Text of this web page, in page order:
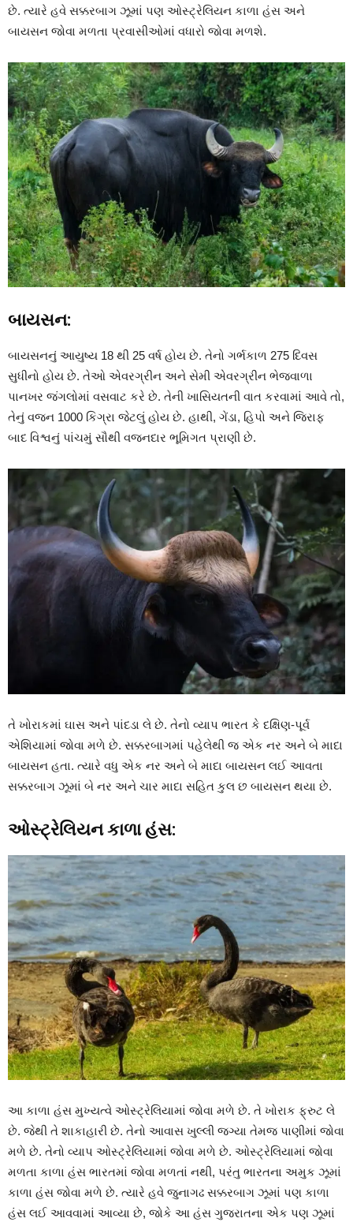
છે. ત્યારે હવે સક્કરબાગ ઝૂમાં પણ ઓસ્ટ્રેલિયન કાળા હંસ અને
બાયસન જોવા મળતા પ્રવાસીઓમાં વધારો જોવા મળશે.
બાયસન:
બાયસનનું આયુષ્ય 18 થી 25 વર્ષ હોય છે. તેનો ગર્ભકાળ 275 દિવસ
સુધીનો હોય છે. તેઓ એવરગ્રીન અને સેમી એવરગ્રીન ભેજવાળા
પાનખર જંગલોમાં વસવાટ કરે છે. તેની ખાસિયતની વાત કરવામાં આવે તો,
તેનું વજન 1000 કિગ્રા જેટલું હોય છે. હાથી, ગેંડા, હિપો અને જિરાફ
બાદ વિશ્વનું પાંચમું સૌથી વજનદાર ભૂમિગત પ્રાણી છે.
તે ખોરાકમાં ઘાસ અને પાંદડા લે છે. તેનો વ્યાપ ભારત કે દક્ષિણ-પૂર્વ
એશિયામાં જોવા મળે છે. સક્કરબાગમાં પહેલેથી જ એક નર અને બે માદા
બાયસન હતા. ત્યારે વધુ એક નર અને બે માદા બાયસન લઈ આવતા
સક્કરબાગ ઝૂમાં બે નર અને ચાર માદા સહિત કુલ છ બાયસન થયા છે.
ઓસ્ટ્રેલિયન કાળા હંસ:
આ કાળા હંસ મુખ્યત્વે ઓસ્ટ્રેલિયામાં જોવા મળે છે. તે ખોરાક ફ્રુટ લે
છે. જેથી તે શાકાહારી છે. તેનો આવાસ ખુલ્લી જગ્યા તેમજ પાણીમાં જોવા
મળે છે. તેનો વ્યાપ ઓસ્ટ્રેલિયામાં જોવા મળે છે. ઓસ્ટ્રેલિયામાં જોવા
મળતા કાળા હંસ ભારતમાં જોવા મળતાં નથી, પરંતુ ભારતના અમુક ઝૂમાં
કાળા હંસ જોવા મળે છે. ત્યારે હવે જુનાગઢ સક્કરબાગ ઝૂમાં પણ કાળા
હંસ લઈ આવવામાં આવ્યા છે, જોકે આ હંસ ગુજરાતના એક પણ ઝૂમાં